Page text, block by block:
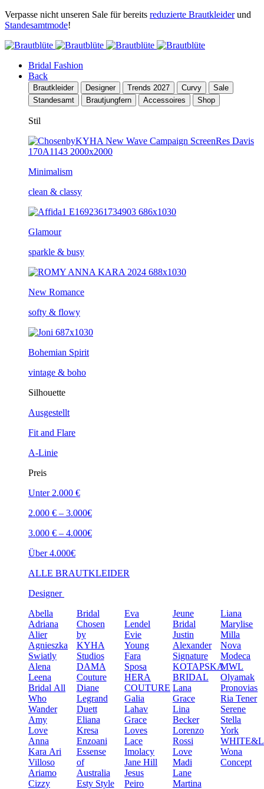
Verpasse nicht unseren Sale für bereits reduzierte Brautkleiderund
Standesamtmode!
Bridal Fashion
Back
Brautkleider Designer Trends 2027 Curvy
Sale
Standesamt
Brautjungfern Accessoires Shop
Stil
Minimalism
clean & classy
Glamour
sparkle & busy
New Romance
softy & flowy
Bohemian Spirit
vintage & boho
Silhouette
Ausgestellt
Fit and Flare
A-Linie
Preis
Unter 2.000 €
2.000 € – 3.000€
3.000 € – 4.000€
Über 4.000€
ALLE BRAUTKLEIDER
Designer
Abella
Adriana
Alier
Agnieszka
Swiatly
Alena
Leena
Bridal All
Who
Wander
Amy
Love
Anna
Kara Ari
Villoso
Ariamo
Cizzy
Bridal
Chosen
by
KYHA
Studios
DAMA
Couture
Diane
Legrand
Duett
Eliana
Kresa
Enzoani
Essense
of
Australia
Esty Style
Eva
Lendel
Evie
Young
Fara
Sposa
HERA
COUTURE
Galia
Lahav
Grace
Loves
Lace
Imolacy
Jane Hill
Jesus
Peiro
Jeune
Bridal
Justin
Alexander
Signature
KOTAPSKA
BRIDAL
Lana
Grace
Lina
Becker
Lorenzo
Rossi
Love
Madi
Lane
Martina
Liana
Marylise
Milla
Nova
Modeca
MWL
Olyamak
Pronovias
Ria Tener
Serene
Stella
York
Wona
Concept